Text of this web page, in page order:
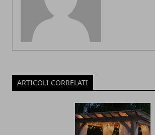
ARTICOLI CORRELATI